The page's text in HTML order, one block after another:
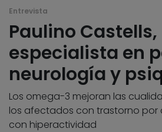
Entrevista
Paulino Castells,
especialista en
neurología y
Los omega-3 mejoran las
los afectados con trastorno por
con hiperactividad